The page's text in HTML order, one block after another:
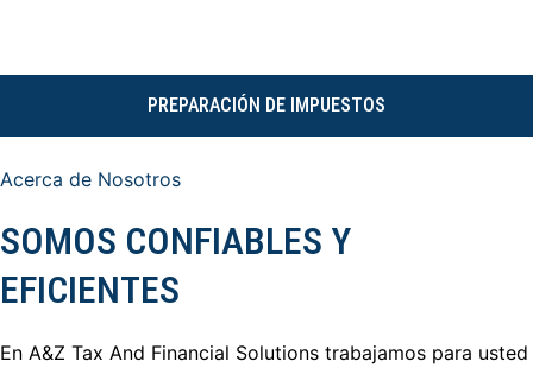
PREPARACIÓN DE IMPUESTOS
Acerca de Nosotros
SOMOS CONFIABLES Y
EFICIENTES
En A&Z Tax And Financial Solutions trabajamos para usted